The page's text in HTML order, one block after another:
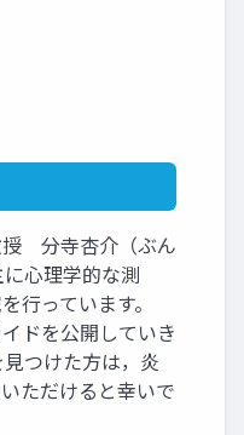
授 分寺杏介（ぶん
心理学的な測
行っています。
ドを公開していき
つけた方は，炎
ただけると幸いで